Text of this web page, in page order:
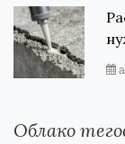
Облако